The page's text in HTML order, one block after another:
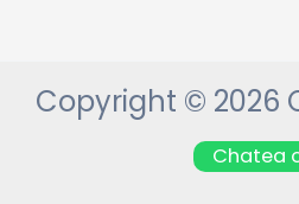
Copyright © 2026
Chatea